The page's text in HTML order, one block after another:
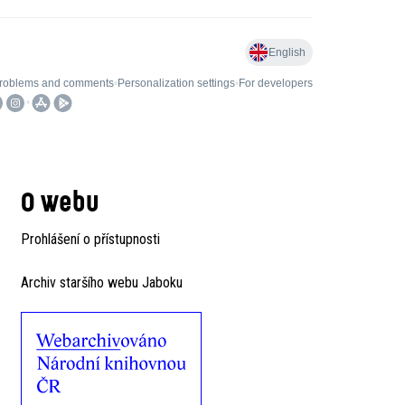
O webu
Prohlášení o přístupnosti
Archiv staršího webu Jaboku